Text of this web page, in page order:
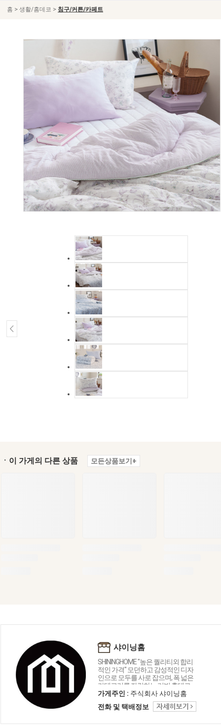
홈 > 생활/홈데코 > 침구/커튼/카페트
ㆍ이 가게의 다른 상품 모든상품보기+
샤이닝홈
SHININGHOME "높은 퀄리티외 합리
적인 가격" 모던하고 감성적인 디자
인으로 모두를 사로 잡으며, 폭 넓은
카테고리를 자랑하는 리빙 홈데코
인테리어 샤이닝홈입니다.
가게주인 : 주식회사 샤이닝홈
전화 및 택배정보